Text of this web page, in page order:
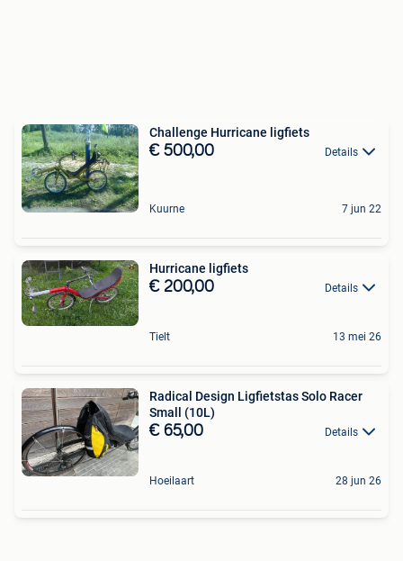
Challenge Hurricane ligfiets
€ 500,00 Details
Kuurne 7 jun 22
Hurricane ligfiets
€ 200,00 Details
Tielt 13 mei 26
Radical Design Ligfietstas Solo Racer
Small (10L)
€ 65,00 Details
Hoeilaart 28 jun 26